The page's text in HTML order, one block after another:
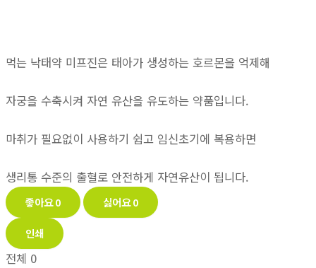
먹는 낙태약 미프진은 태아가 생성하는 호르몬을 억제해
자궁을 수축시켜 자연 유산을 유도하는 약품입니다.
마취가 필요없이 사용하기 쉽고 임신초기에 복용하면
생리통 수준의 출혈로 안전하게 자연유산이 됩니다.
좋아요0 싫어요0
인쇄
전체 0